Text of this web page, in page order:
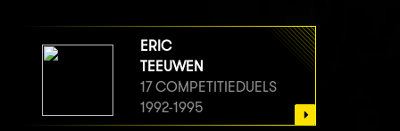
ERIC
TEEUWEN
17 COMPETITIEDUELS
1992-1995